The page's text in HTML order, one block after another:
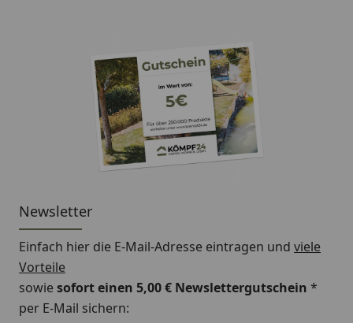
Newsletter
Einfach hier die E-Mail-Adresse eintragen und viele
Vorteile
sowiesofort einen 5,00 € Newslettergutschein *
per E-Mail sichern: